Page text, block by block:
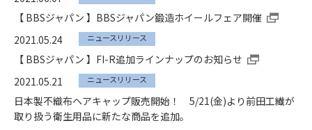
【 BBSジャパン 】BBSジャパン鍛造ホイールフェア開催
2021.05.24
ニュースリリース
【 BBSジャパン 】FI-R追加ラインナップのお知らせ
2021.05.21
ニュースリリース
日本製不織布ヘアキャップ販売開始！ 5/21(金)より前田工繊が
取り扱う衛生用品に新たな商品を追加。